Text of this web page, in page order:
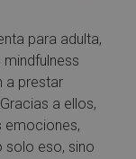
para adulta,
a prestar
a ellos,
emociones,
solo eso, sino